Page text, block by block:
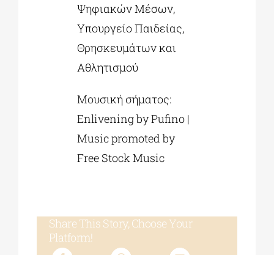
Ψηφιακών Μέσων,
Υπουργείο Παιδείας,
Θρησκευμάτων και
Αθλητισμού
Μουσική σήματος:
Enlivening by Pufino |
Music promoted by
Free Stock Music
Share This Story, Choose Your
Platform!